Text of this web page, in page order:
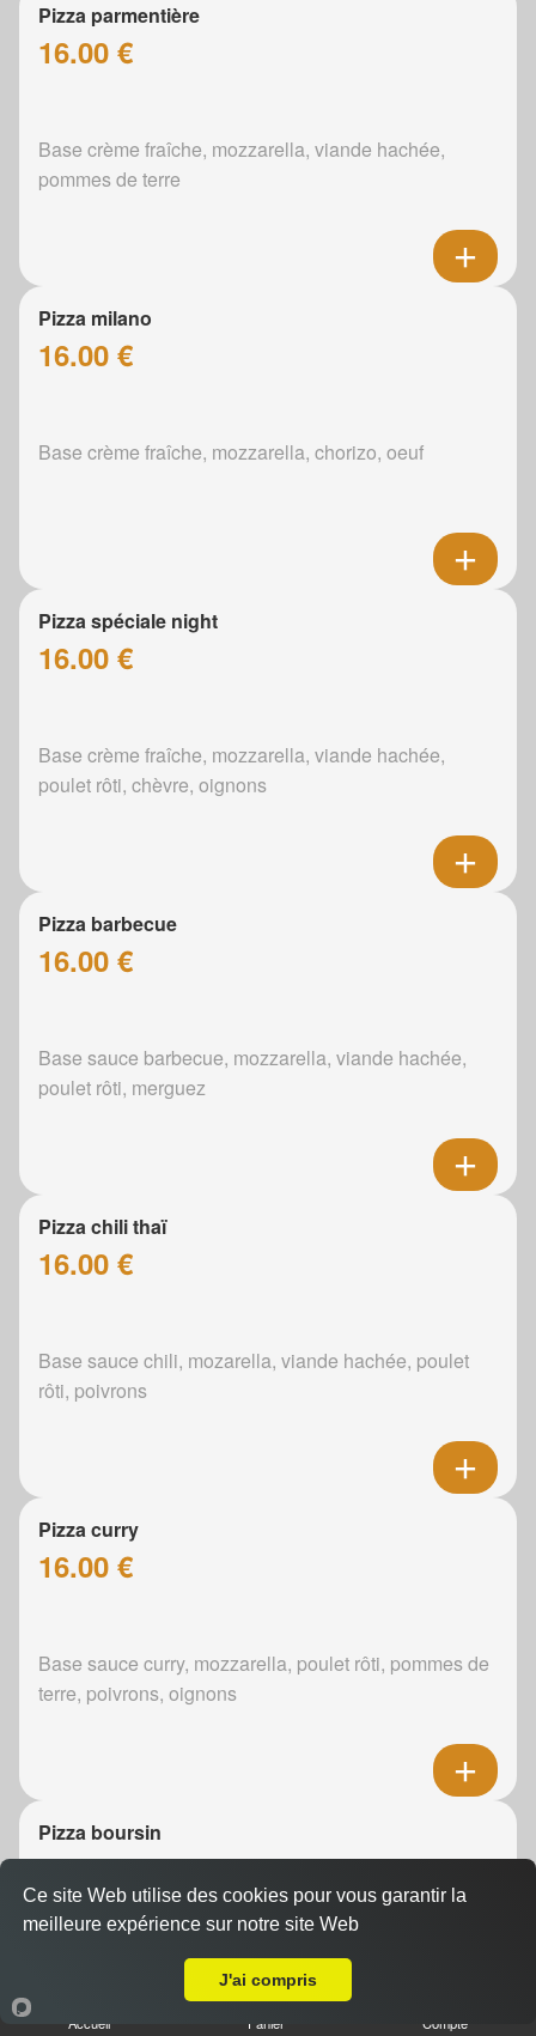
Pizza parmentière
16.00 €
Base crème fraîche, mozzarella, viande hachée,
pommes de terre
Pizza milano
16.00 €
Base crème fraîche, mozzarella, chorizo, oeuf
Pizza spéciale night
16.00 €
Base crème fraîche, mozzarella, viande hachée,
poulet rôti, chèvre, oignons
Pizza barbecue
16.00 €
Base sauce barbecue, mozzarella, viande hachée,
poulet rôti, merguez
Pizza chili thaï
16.00 €
Base sauce chili, mozarella, viande hachée, poulet
rôti, poivrons
Pizza curry
16.00 €
Base sauce curry, mozzarella, poulet rôti, pommes de
terre, poivrons, oignons
Pizza boursin
16.00 €
Boursin, mozzarella, poulet rôti, pommes de terre,
Accueil Panier Compte
Ce site Web utilise des cookies pour vous garantir la
meilleure expérience sur notre site Web
J'ai compris